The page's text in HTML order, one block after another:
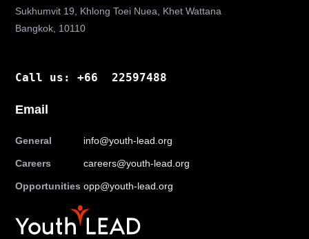
Sukhumvit 19, Khlong Toei Nuea, Khet Wattana
Bangkok, 10110
Call us: +66 22597488
Email
General info@youth-lead.org
Careers careers@youth-lead.org
Opportunities opp@youth-lead.org